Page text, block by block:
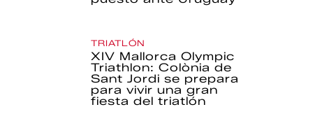
TRIATLÓN
XIV Mallorca Olympic
Triathlon: Colònia de
Sant Jordi se prepara
para vivir una gran
fiesta del triatlón